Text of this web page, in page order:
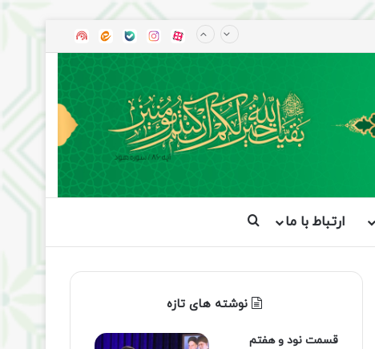
آپاراتاینستاگرام
بله ایتا شنوتو
ارتباط با ما جستجو برای
نوشته های تازه
قسمت نود و هفتم